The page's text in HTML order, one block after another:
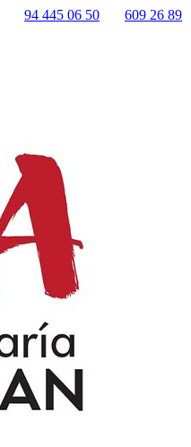
94 445 06 50
609 26 89